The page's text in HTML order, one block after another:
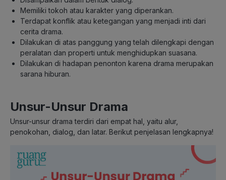
Memiliki tokoh atau karakter yang diperankan.
Terdapat konflik atau ketegangan yang menjadi inti dari
cerita drama.
Dilakukan di atas panggung yang telah dilengkapi dengan
peralatan dan properti untuk menghidupkan suasana.
Dilakukan di hadapan penonton karena drama merupakan
sarana hiburan.
Unsur-Unsur Drama
Unsur-unsur drama terdiri dari empat hal, yaitu alur,
penokohan, dialog, dan latar. Berikut penjelasan lengkapnya!